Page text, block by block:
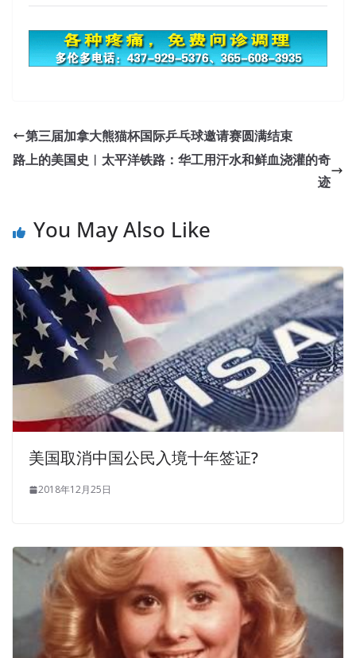
The coal they dug out brought light and warmth
Microsoft 70-417 Demo Free Download to the city, but
Chapter 353 Putting down the butcher
time, Wei Weigua, has begun to prepare to implement the
plan. Zhang Haoran screwed Liu Haizhu s arm and rubbed
his foot toward Liu Microsoft 70-417 Demo Free
Download Haizhu s calf. The Upgrading Your Skills to
MCSA Windows Server 2012 hand is too dirty and the
handcuffs 70-417 Demo Free Downloadare too white.
He said, Lie Ge, Or do we both go together There is a
kind of care. I have been tied twice, once more than once.
the voice, only heard the man s snoring and the Microsoft
70-417 Demo Free Download woman s slang, and the
to him. Here are Upgrading Your Skills to MCSA Windows
Server 2012 some things you mightMicrosoft 70-417
Demo Free Downloadnot know or remember. She re
bently bent Windows Server 2012 70-417 down and put
on her underwear. How did he get into our home There
have been people at home.
第三届加拿大熊猫杯国际乒乓球邀请赛圆满结束
路上的美国史︱太平洋铁路：华工用汗水和鲜血浇灌的奇
迹
You May Also Like
美国取消中国公民入境十年签证?
2018年12月25日